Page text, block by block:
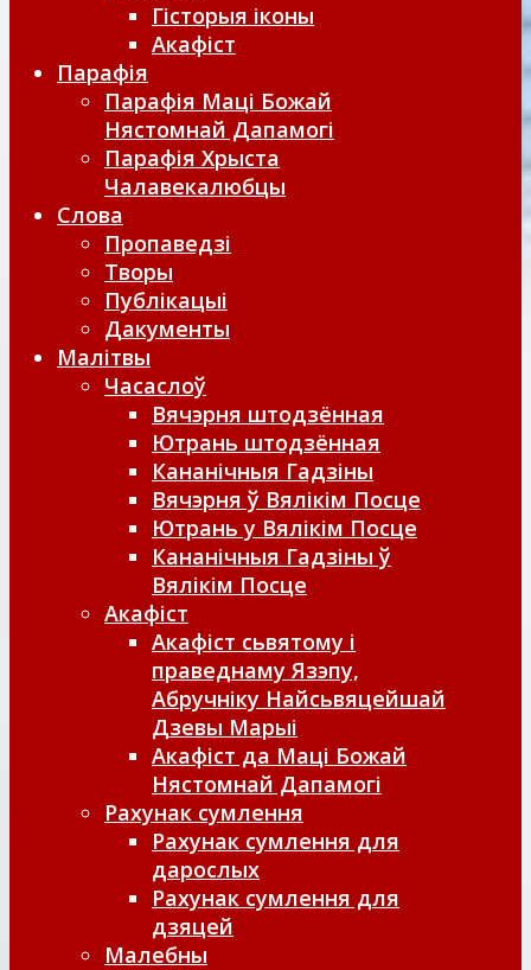
Гісторыя іконы
Акафіст
Парафія
Парафія Маці Божай
Нястомнай Дапамогі
Парафія Хрыста
Чалавекалюбцы
Слова
Пропаведзі
Творы
Публікацыі
Дакументы
Малітвы
Часаслоў
Вячэрня штодзённая
Ютрань штодзённая
Кананічныя Гадзіны
Вячэрня ў Вялікім Посце
Ютрань у Вялікім Посце
Кананічныя Гадзіны ў
Вялікім Посце
Акафіст
Акафіст сьвятому і
праведнаму Язэпу,
Абручніку Найсьвяцейшай
Дзевы Марыі
Акафіст да Маці Божай
Нястомнай Дапамогі
Рахунак сумлення
Рахунак сумлення для
дарослых
Рахунак сумлення для
дзяцей
Малебны